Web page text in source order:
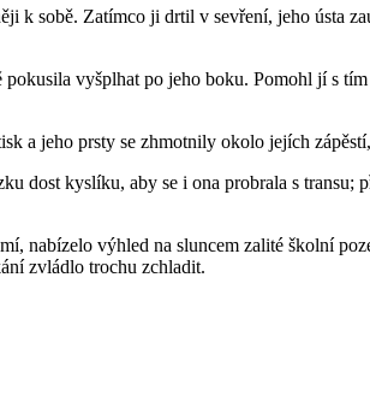
k sobě. Zatímco ji drtil v sevření, jeho ústa
vyšplhat po jeho boku. Pomohl jí s
a jeho prsty se zhmotnily okolo jejích
dost kyslíku, aby se i ona probrala s transu;
nabízelo výhled na sluncem zalité školní
zvládlo trochu zchladit.